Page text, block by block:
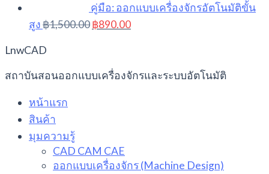
คู่มือ: ออกแบบเครื่องจักรอัตโนมัติขั้น
สูง฿1,500.00Original
฿890.00Current
LnwCAD
สถาบันสอนออกแบบเครื่องจักรและระบบอัตโนมัติ
หน้าแรก
สินค้า
มุมความรู้
CAD CAM CAE
ออกแบบเครื่องจักร (Machine Design)